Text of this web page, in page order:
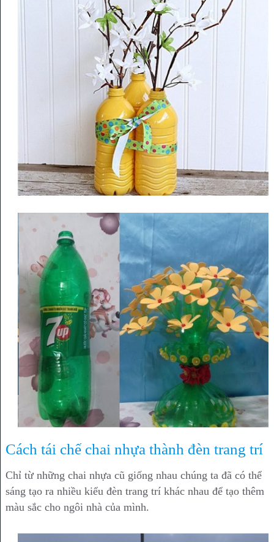
Cách tái chế chai nhựa thành đèn trang trí
Chỉ từ những chai nhựa cũ giống nhau chúng ta đã có thể
sáng tạo ra nhiều kiểu đèn trang trí khác nhau để tạo thêm
màu sắc cho ngôi nhà của mình.